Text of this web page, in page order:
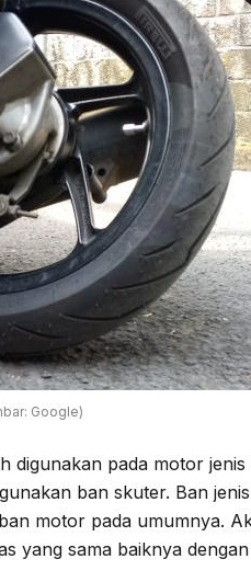
Google)
digunakan pada motor
ban skuter. Ban
motor pada umumnya.
yang sama baiknya